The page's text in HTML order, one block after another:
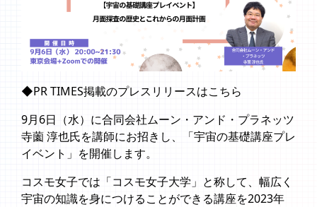
◆PR TIMES掲載のプレスリリースはこちら
9月6日（水）に合同会社ムーン・アンド・プラネッツ
寺薗 淳也氏を講師にお招きし、「宇宙の基礎講座プレ
イベント」を開催します。
コスモ女子では「コスモ女子大学」と称して、幅広く
宇宙の知識を身につけることができる講座を2023年